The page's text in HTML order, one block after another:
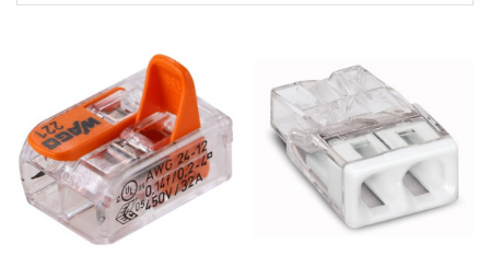
QUICK VIEW QUICK VIEW